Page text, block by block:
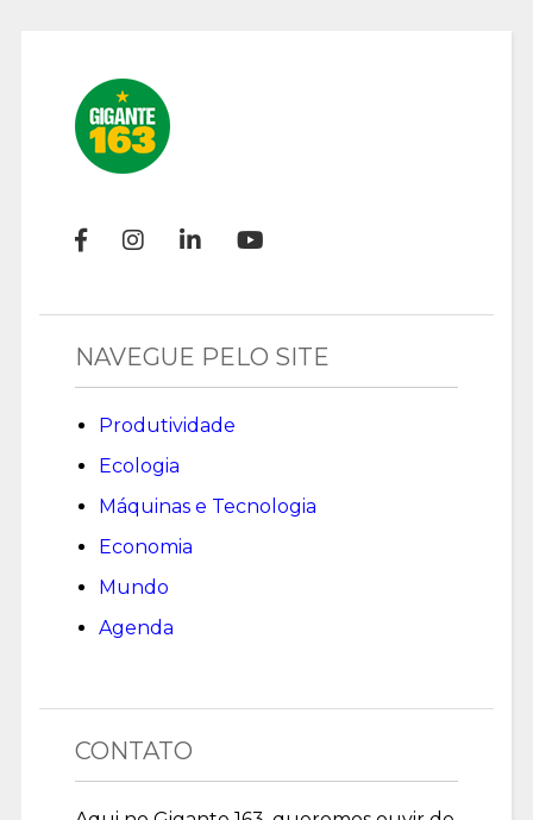
NAVEGUE PELO SITE
Produtividade
Ecologia
Máquinas e Tecnologia
Economia
Mundo
Agenda
CONTATO